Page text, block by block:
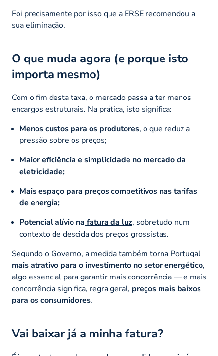
Foi precisamente por isso que a ERSE recomendou a
sua eliminação.
O que muda agora (e porque isto
importa mesmo)
Com o fim desta taxa, o mercado passa a ter menos
encargos estruturais. Na prática, isto significa:
Menos custos para os produtores, o que reduz a
pressão sobre os preços;
Maior eficiência e simplicidade no mercado da
eletricidade;
Mais espaço para preços competitivos nas tarifas
de energia;
Potencial alívio na fatura da luz, sobretudo num
contexto de descida dos preços grossistas.
Segundo o Governo, a medida também torna Portugal
mais atrativo para o investimento no setor energético,
algo essencial para garantir mais concorrência — e mais
concorrência significa, regra geral, preços mais baixos
para os consumidores.
Vai baixar já a minha fatura?